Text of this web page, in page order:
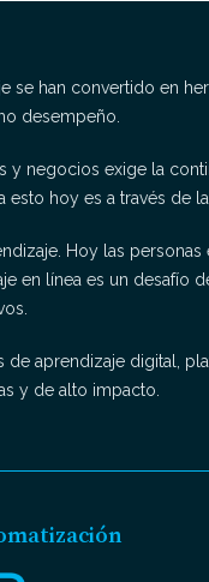
se han convertido en
desempeño.
y negocios exige la
hoy es a través de
Hoy las
en línea es un desafío
aprendizaje digital,
y de alto impacto.